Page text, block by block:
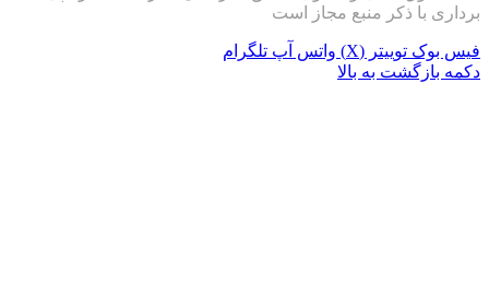
برداری با ذکر منبع مجاز است
فیس بوک توییتر (X) واتس آپ تلگرام
دکمه بازگشت به بالا